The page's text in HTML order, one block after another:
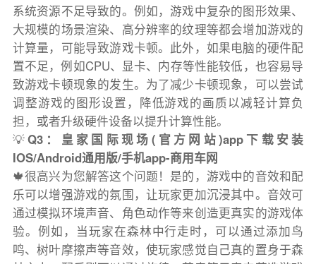
系统资源不足导致的。例如，游戏中复杂的图形效果、
大规模的场景渲染、高分辨率的纹理等都会增加游戏的
计算量，可能导致游戏卡顿。此外，如果电脑的硬件配
置不足，例如CPU、显卡、内存等性能较低，也容易导
致游戏卡顿现象的发生。为了减少卡顿现象，可以尝试
调整游戏的图形设置，降低游戏的画质以减轻计算负
担，或者升级硬件设备以提升计算性能。
💡Q3：皇家国际现场(官方网站)app下载安装
IOS/Android通用版/手机app-商用车网
🍁很高兴为您解答这个问题！是的，游戏中的音效和配
乐可以增强游戏的氛围，让玩家更加沉浸其中。音效可
通过模拟环境声音、角色动作等来创造更真实的游戏体
验。例如，当玩家在森林中行走时，可以通过添加鸟
鸣、树叶摩擦声等音效，使玩家感觉自己真的置身于森